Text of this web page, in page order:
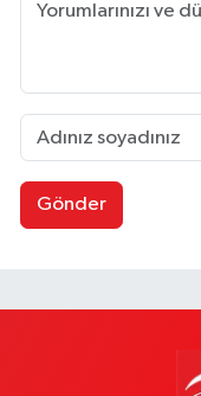
Gönder